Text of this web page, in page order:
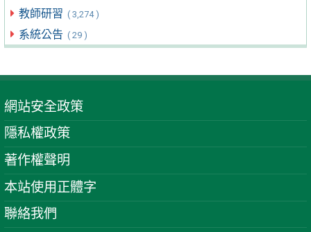
教師研習 ( 3,274 )
系統公告 ( 29 )
網站安全政策
隱私權政策
著作權聲明
本站使用正體字
聯絡我們